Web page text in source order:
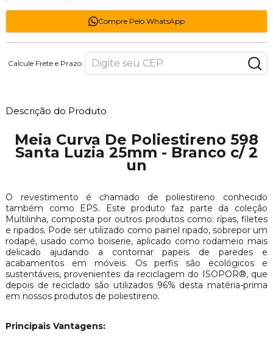
Compre Pelo WhatsApp
Calcule Frete e Prazo
Descrição do Produto
Meia Curva De Poliestireno 598
Santa Luzia 25mm - Branco c/ 2
un
O revestimento é chamado de poliestireno conhecido
também como EPS. Este produto faz parte da coleção
Multilinha, composta por outros produtos como: ripas, filetes
e ripados. Pode ser utilizado como painel ripado, sobrepor um
rodapé, usado como boiserie, aplicado como rodameio mais
delicado ajudando a contornar papeis de paredes e
acabamentos em móveis. Os perfis são ecológicos e
sustentáveis, provenientes da reciclagem do ISOPOR®, que
depois de reciclado são utilizados 96% desta matéria-prima
em nossos produtos de poliestireno.
Principais Vantagens: